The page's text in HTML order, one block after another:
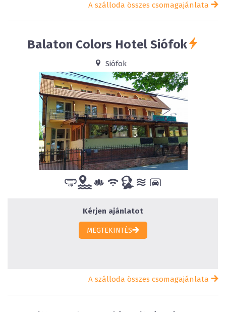
A szálloda összes csomagajánlata
Balaton Colors HotelSiófok
Siófok
Kérjen ajánlatot
MEGTEKINTÉS
A szálloda összes csomagajánlata